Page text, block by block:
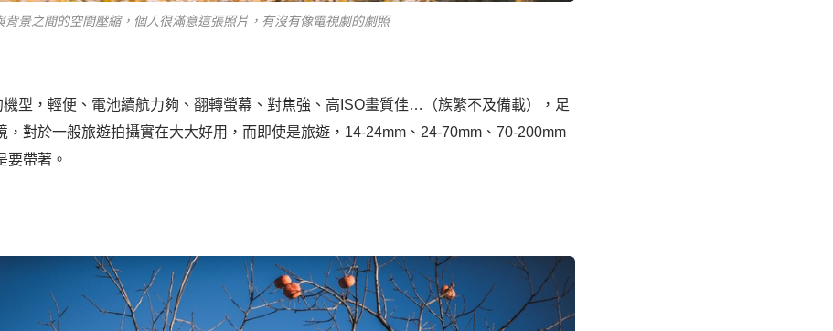
景之間的空間壓縮，個人很滿意這張照片，有沒有像電視劇的劇照
型，輕便、電池續航力夠、翻轉螢幕、對焦強、高ISO畫質佳…（族繁不及備載），足
，對於一般旅遊拍攝實在大大好用，而即使是旅遊，14-24mm、24-70mm、70-200mm
要帶著。